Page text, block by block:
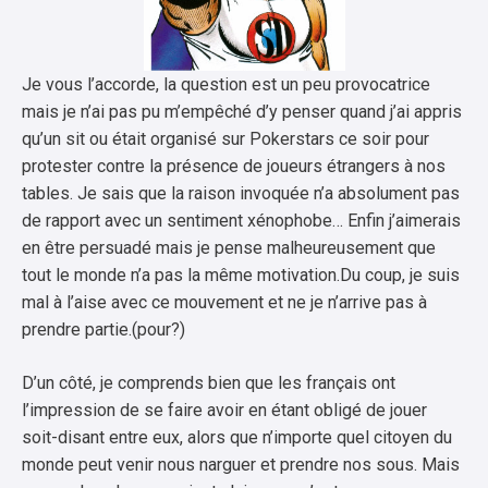
Je vous l’accorde, la question est un peu provocatrice
mais je n’ai pas pu m’empêché d’y penser quand j’ai appris
qu’un sit ou était organisé sur Pokerstars ce soir pour
protester contre la présence de joueurs étrangers à nos
tables. Je sais que la raison invoquée n’a absolument pas
de rapport avec un sentiment xénophobe… Enfin j’aimerais
en être persuadé mais je pense malheureusement que
tout le monde n’a pas la même motivation.Du coup, je suis
mal à l’aise avec ce mouvement et ne je n’arrive pas à
prendre partie.(pour?)
D’un côté, je comprends bien que les français ont
l’impression de se faire avoir en étant obligé de jouer
soit-disant entre eux, alors que n’importe quel citoyen du
monde peut venir nous narguer et prendre nos sous. Mais